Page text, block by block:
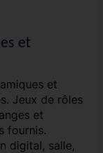
et
et
Jeux de rôles
et
fournis.
digital, salle,